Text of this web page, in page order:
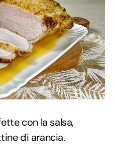
con la salsa,
di arancia.